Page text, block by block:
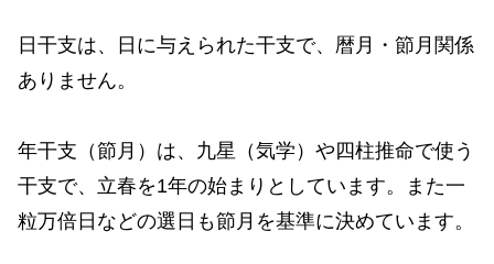
日干支は、日に与えられた干支で、暦月・節月関係
ありません。
年干支（節月）は、九星（気学）や四柱推命で使う
干支で、立春を1年の始まりとしています。また一
粒万倍日などの選日も節月を基準に決めています。